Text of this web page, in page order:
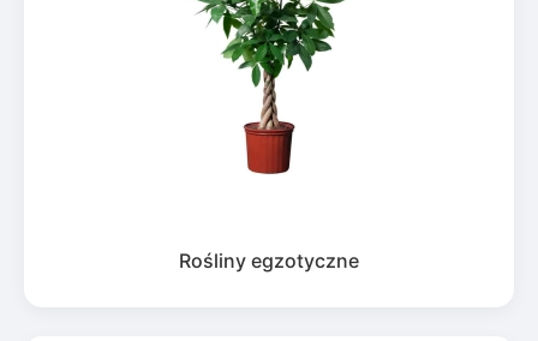
Rośliny egzotyczne